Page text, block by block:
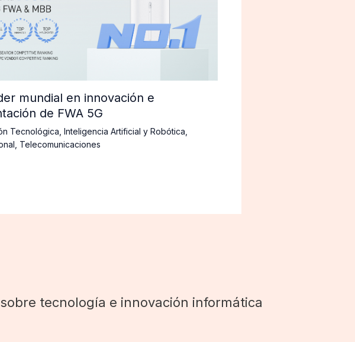
mundial en innovación e
de FWA 5G
Tecnológica Inteligencia Artificial y Robótica
Telecomunicaciones
tecnología e innovación informática